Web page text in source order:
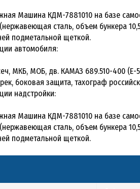
Машина КДМ-7881010 на базе
сталь, объем бункера
подметальной щеткой.
автомобиля:
МКБ, МОБ, дв. КАМАЗ 689.510-400
боковая защита, тахограф
надстройки:
Машина КДМ-7881010 на базе
сталь, объем бункера
подметальной щеткой.